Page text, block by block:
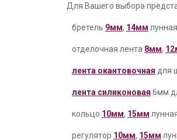
Для Вашего выбора
бретель 9мм, 14мм
отделочная лента 8мм,
лента окантовочная для
лента силиконовая 6мм
кольцо 10мм, 15мм
регулятор 10мм, 15мм